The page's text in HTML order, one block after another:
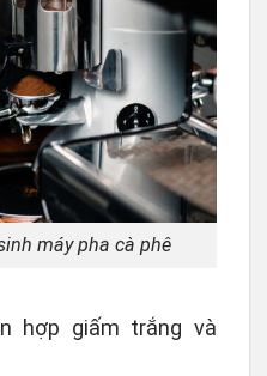
máy pha cà phê
hợp giấm trắng và